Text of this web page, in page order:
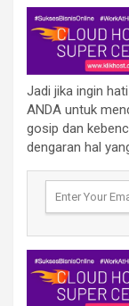
Jadi jika ingin
ANDA untuk
gosip dan
dengaran hal